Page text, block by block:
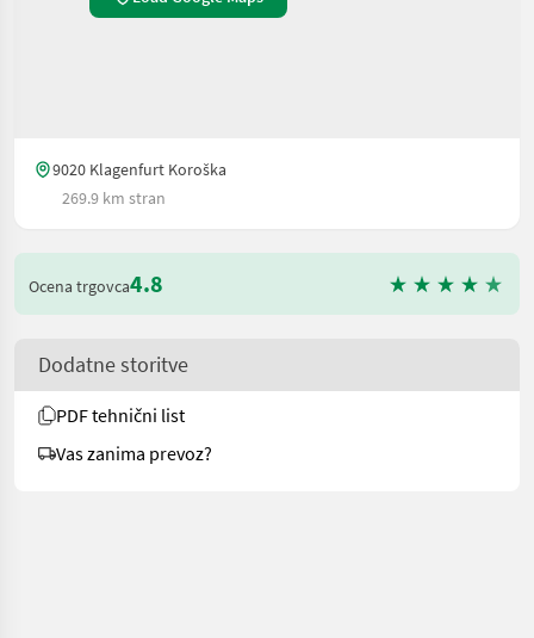
9020 Klagenfurt Koroška
269.9 km stran
Ocena trgovca4.8
Dodatne storitve
PDF tehnični list
Vas zanima prevoz?